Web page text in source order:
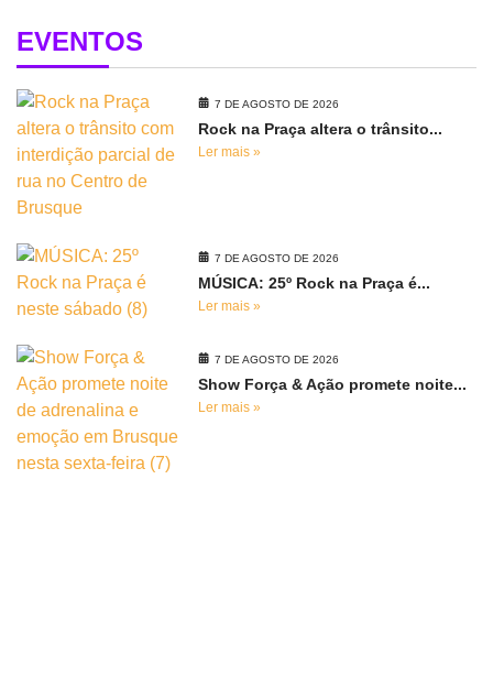
EVENTOS
7 DE AGOSTO DE 2026
Rock na Praça altera o trânsito...
Ler mais »
7 DE AGOSTO DE 2026
MÚSICA: 25º Rock na Praça é...
Ler mais »
7 DE AGOSTO DE 2026
Show Força & Ação promete noite...
Ler mais »